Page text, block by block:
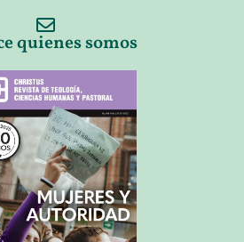
quienes somos